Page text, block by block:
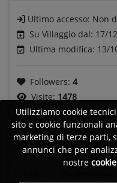
Ultimo accesso: Non
Su Villaggio dal: 17/
Ultima modifica: 13/
Followers: 4
Visite: 1478
Generi
Utilizziamo cookie
sito e cookie funzionali
marketing di terze parti,
annunci che per
nostre